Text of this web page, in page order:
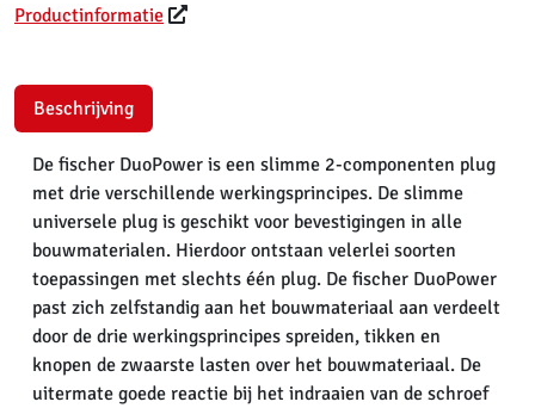
Productinformatie
Beschrijving
De fischer DuoPower is een slimme 2-componenten plug
met drie verschillende werkingsprincipes. De slimme
universele plug is geschikt voor bevestigingen in alle
bouwmaterialen. Hierdoor ontstaan velerlei soorten
toepassingen met slechts één plug. De fischer DuoPower
past zich zelfstandig aan het bouwmateriaal aan verdeelt
door de drie werkingsprincipes spreiden, tikken en
knopen de zwaarste lasten over het bouwmateriaal. De
uitermate goede reactie bij het indraaien van de schroef